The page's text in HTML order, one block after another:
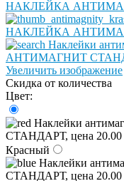
Увеличить изображение
Скидка от количества
Цвет:
Красный